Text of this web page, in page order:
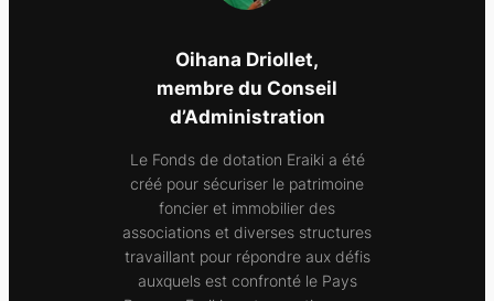
Oihana Driollet,
membre du Conseil
d’Administration
Le Fonds de dotation Eraiki a été
créé pour sécuriser le patrimoine
foncier et immobilier des
associations et diverses structures
travaillant pour répondre aux défis
auxquels est confronté le Pays